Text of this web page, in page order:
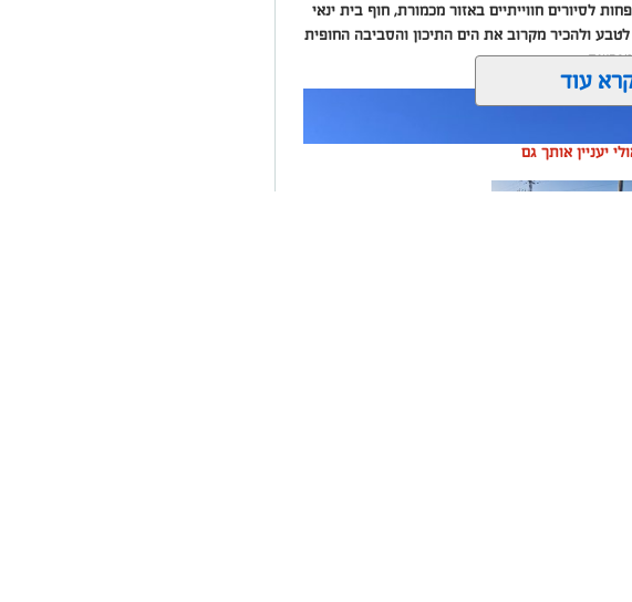
לסיורים חווייתיים באזור מכמורת, חוף בית ינאי
ולהכיר מקרוב את הים התיכון והסביבה החופית
עוד
יעניין אותך גם